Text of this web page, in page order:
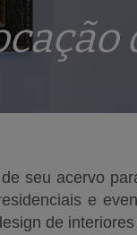
seu acervo
e
de